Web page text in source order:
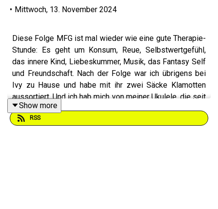
• Mittwoch, 13. November 2024
Diese Folge MFG ist mal wieder wie eine gute Therapie-
Stunde: Es geht um Konsum, Reue, Selbstwertgefühl,
das innere Kind, Liebeskummer, Musik, das Fantasy Self
und Freundschaft. Nach der Folge war ich übrigens bei
Ivy zu Hause und habe mit ihr zwei Säcke Klamotten
aussortiert. Und ich hab mich von meiner Ukulele, die seit
einem Jahr unbenutzt rumstand, getrennt.
Show more
RSS